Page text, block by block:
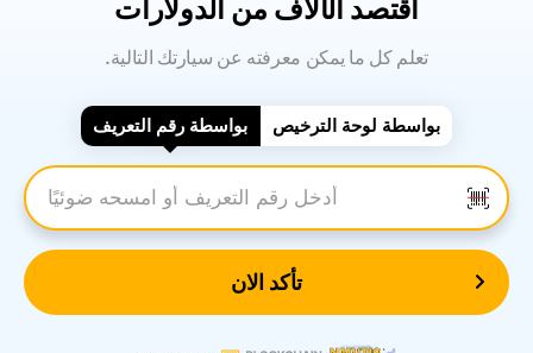
اقتصد الآلاف من الدولارات
.تعلم كل ما يمكن معرفته عن سيارتك التالية
بواسطة رقم التعريف بواسطة لوحة الترخيص
أدخل رقم التعريف
تأكد الان